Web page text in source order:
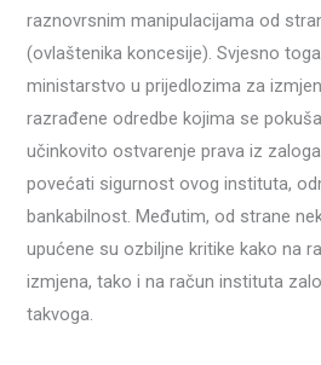
raznovrsnim manipulacijama od
(ovlaštenika koncesije). Svjesno
ministarstvo u prijedlozima za
razrađene odredbe kojima se
učinkovito ostvarenje prava iz
povećati sigurnost ovog instituta,
bankabilnost. Međutim, od strane
upućene su ozbiljne kritike kako na
izmjena, tako i na račun instituta
takvoga.